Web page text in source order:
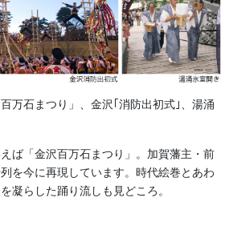
・印半纏
万石まつり」、金沢｢消防出初式｣、湯涌
ば「金沢百万石まつり」。加賀藩主・前
を今に再現しています。時代絵巻とあわ
凝らした踊り流しも見どころ。